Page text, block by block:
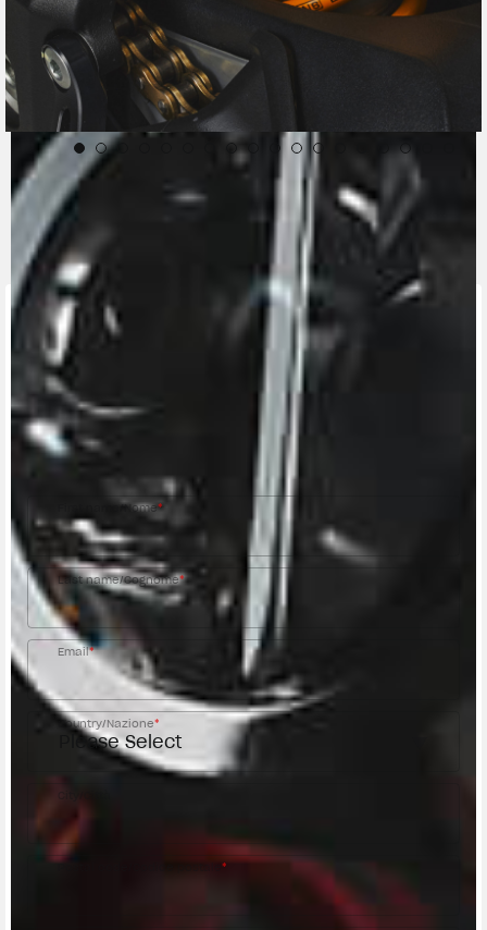
CONTACT A DEALER
Fill out the form to be contacted by an Official
MV Agusta Dealer.
First name/Nome *
Last name/Cognome*
Email*
Country/Nazione*
*